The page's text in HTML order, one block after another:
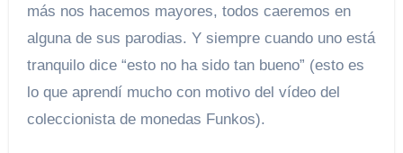
más nos hacemos mayores, todos caeremos en
alguna de sus parodias. Y siempre cuando uno está
tranquilo dice “esto no ha sido tan bueno” (esto es
lo que aprendí mucho con motivo del vídeo del
coleccionista de monedas Funkos).